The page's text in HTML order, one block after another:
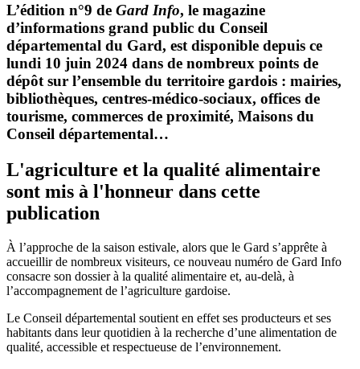
L’édition n°9 de Gard Info, le magazine
d’informations grand public du Conseil
départemental du Gard, est disponible depuis ce
lundi 10 juin 2024 dans de nombreux points de
dépôt sur l’ensemble du territoire gardois : mairies,
bibliothèques, centres-médico-sociaux, offices de
tourisme, commerces de proximité, Maisons du
Conseil départemental…
L'agriculture et la qualité alimentaire
sont mis à l'honneur dans cette
publication
À l’approche de la saison estivale, alors que le Gard s’apprête à
accueillir de nombreux visiteurs, ce nouveau numéro de Gard Info
consacre son dossier à la qualité alimentaire et, au-delà, à
l’accompagnement de l’agriculture gardoise.
Le Conseil départemental soutient en effet ses producteurs et ses
habitants dans leur quotidien à la recherche d’une alimentation de
qualité, accessible et respectueuse de l’environnement.